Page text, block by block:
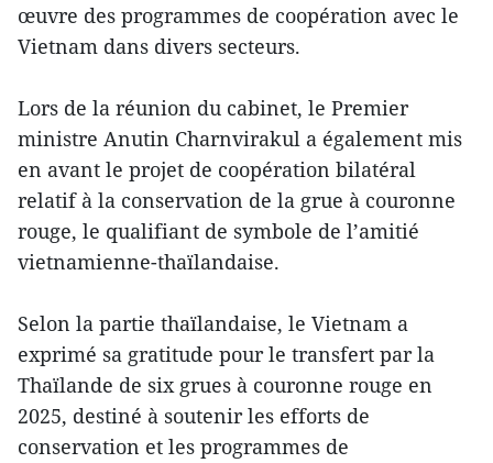
œuvre des programmes de coopération avec le
Vietnam dans divers secteurs.
Lors de la réunion du cabinet, le Premier
ministre Anutin Charnvirakul a également mis
en avant le projet de coopération bilatéral
relatif à la conservation de la grue à couronne
rouge, le qualifiant de symbole de l’amitié
vietnamienne-thaïlandaise.
Selon la partie thaïlandaise, le Vietnam a
exprimé sa gratitude pour le transfert par la
Thaïlande de six grues à couronne rouge en
2025, destiné à soutenir les efforts de
conservation et les programmes de